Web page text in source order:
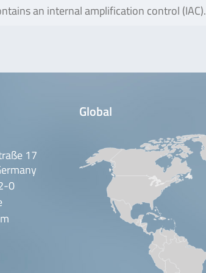
an internal amplification control (IAC).
17
0
Global